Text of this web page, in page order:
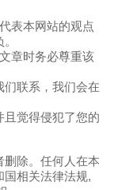
表本网站的观点
章时务必尊重该
联系，我们会在
觉得侵犯了您的
除。任何人在本
国相关法律法规,